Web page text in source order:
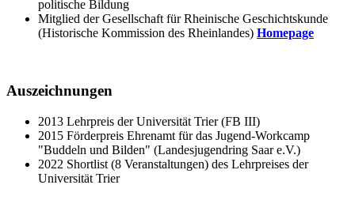
politische Bildung
Mitglied der Gesellschaft für Rheinische Geschichtskunde
(Historische Kommission des Rheinlandes) Homepage
Auszeichnungen
2013 Lehrpreis der Universität Trier (FB III)
2015 Förderpreis Ehrenamt für das Jugend-Workcamp
"Buddeln und Bilden" (Landesjugendring Saar e.V.)
2022 Shortlist (8 Veranstaltungen) des Lehrpreises der
Universität Trier